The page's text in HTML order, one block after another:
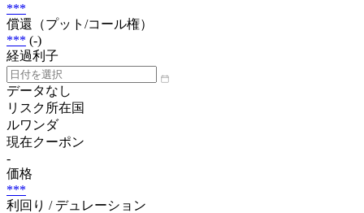
***
償還（プット/コール権）
*** (-)
経過利子
データなし
リスク所在国
ルワンダ
現在クーポン
-
価格
***
利回り / デュレーション